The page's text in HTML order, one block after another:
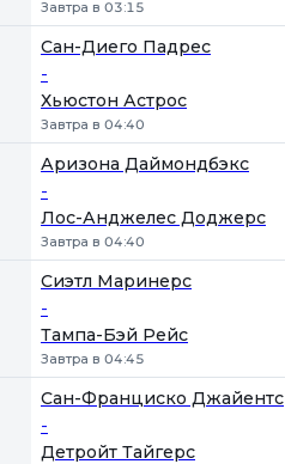
Завтра в 03:15
Сан-Диего Падрес
-
Хьюстон Астрос
Завтра в 04:40
Аризона Даймондбэкс
-
Лос-Анджелес Доджерс
Завтра в 04:40
Сиэтл Маринерс
-
Тампа-Бэй Рейс
Завтра в 04:45
Сан-Франциско Джайентс
-
Детройт Тайгерс